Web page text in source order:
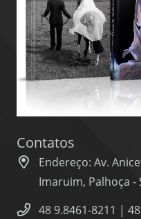
Contatos
Endereço: Av.
Imaruim, Palhoça -
48 9.8461-8211 |